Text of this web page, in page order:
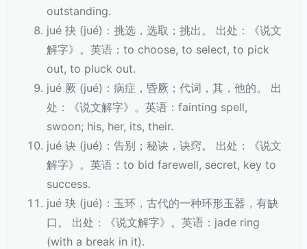
outstanding.
jué 抉 (jué)：挑选，选取；挑出。 出处：《说文
解字》。英语：to choose, to select, to pick
out, to pluck out.
jué 厥 (jué)：病症，昏厥；代词，其，他的。 出
处：《说文解字》。英语：fainting spell,
swoon; his, her, its, their.
jué 诀 (jué)：告别；秘诀，诀窍。 出处：《说文
解字》。英语：to bid farewell, secret, key to
success.
jué 玦 (jué)：玉环，古代的一种环形玉器，有缺
口。 出处：《说文解字》。英语：jade ring
(with a break in it).